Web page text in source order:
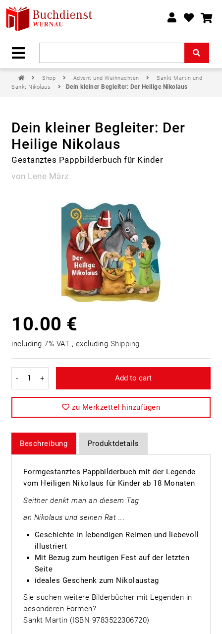
Shop Advent und Weihnachten
Sankt Martin und
Sankt Nikolaus
Dein kleiner Begleiter: Der Heilige Nikolaus
Dein kleiner Begleiter: Der
Heilige Nikolaus
Gestanztes Pappbilderbuch für Kinder
von Lene März
10.00 €
including 7% VAT , excluding Shipping
- + Add to cart
zu Merkzettel hinzufügen
Beschreibung Produktdetails
Formgestanztes Pappbilderbuch mit der Legende
vom Heiligen Nikolaus für Kinder ab 18 Monaten
Seither denkt man an diesem Tag
an Nikolaus und seinen Rat ...
Geschichte in lebendigen Reimen und liebevoll
illustriert
Mit Bezug zum heutigen Fest auf der letzten
Seite
ideales Geschenk zum Nikolaustag
Sie suchen weitere Bilderbücher mit Legenden in
besonderen Formen?
Sankt Martin (ISBN 9783522306720)